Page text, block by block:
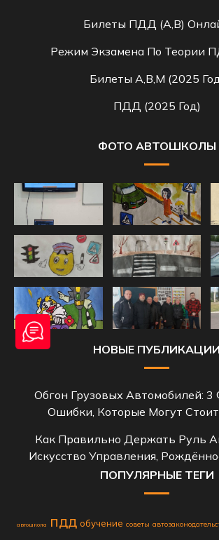
Билеты ПДД (A,B)
Режим Экзамена По Теории
Билеты A,B,M (2025
ПДД (2025 Год)
ФОТО АВТОШКОЛЫ
НОВЫЕ ПУБЛИКАЦИИ
Обгон Грузовых Автомобилей:
Ошибки, Которые Могут
Как Правильно Держать Руль
Искусство Управления,
ПОПУЛЯРНЫЕ ТЕГИ
автошкола пдд обучение советы